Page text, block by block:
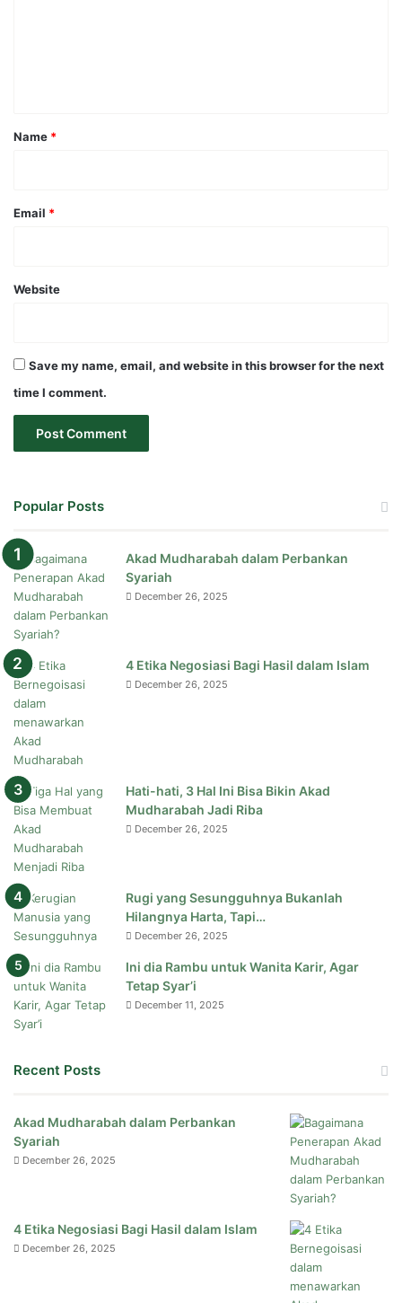
*
Name *
Email *
Website
Save my name, email, and website in this browser for the next
time I comment.
Popular Posts
Akad Mudharabah dalam Perbankan
Syariah
December 26, 2025
4 Etika Negosiasi Bagi Hasil dalam Islam
December 26, 2025
Hati-hati, 3 Hal Ini Bisa Bikin Akad
Mudharabah Jadi Riba
December 26, 2025
Rugi yang Sesungguhnya Bukanlah
Hilangnya Harta, Tapi…
December 26, 2025
Ini dia Rambu untuk Wanita Karir, Agar
Tetap Syar’i
December 11, 2025
Recent Posts
Akad Mudharabah dalam Perbankan
Syariah
December 26, 2025
4 Etika Negosiasi Bagi Hasil dalam Islam
December 26, 2025